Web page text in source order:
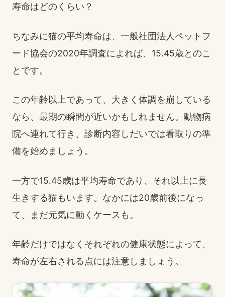
寿命はどのくらい？
ちなみに猫の平均寿命は、一般社団法人ペットフ
ード協会の2020年調査によれば、15.45歳とのこ
とです。
この年齢以上であって、大きく体調を崩している
なら、最期の瞬間が近いかもしれません。動物病
院へ連れて行き、診断内容しだいでは看取りの準
備を始めましょう。
一方で15.45歳は平均寿命であり、それ以上に長
生きする猫もいます。なかには20歳前後になっ
て、まだ元気に動くケースも。
年齢だけではなくそれぞれの健康状態によって、
寿命が左右される点には注意しましょう。